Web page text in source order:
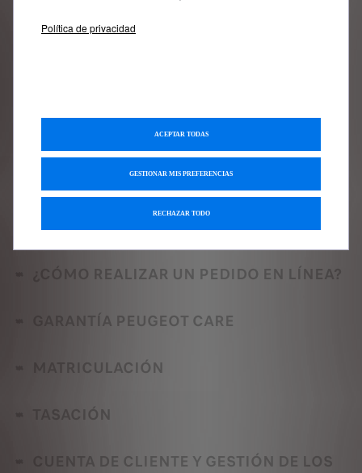
Ponte en contacto con nosotros
Preguntas y
respuestas
¿CÓMO REALIZAR UN PEDIDO EN LÍNEA?
GARANTÍA PEUGEOT CARE
MATRICULACIÓN
TASACIÓN
CUENTA DE CLIENTE Y GESTIÓN DE LOS
Política de privacidad
GESTIONAR MIS PREFERENCIAS
ACEPTAR TODAS
RECHAZAR TODO